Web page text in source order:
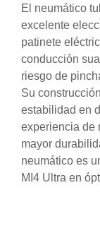
El neumático
excelente
patinete
conducción
riesgo de
Su
estabilidad en
experiencia de
mayor
neumático es
MI4 Ultra en